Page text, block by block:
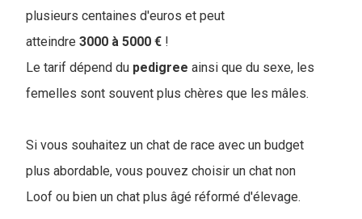
plusieurs centaines d'euros et peut
atteindre 3000 à 5000 € !
Le tarif dépend du pedigree ainsi que du sexe, les
femelles sont souvent plus chères que les mâles.
Si vous souhaitez un chat de race avec un budget
plus abordable, vous pouvez choisir un chat non
Loof ou bien un chat plus âgé réformé d'élevage.